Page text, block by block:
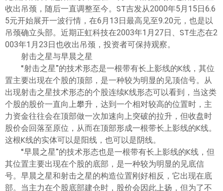
收出吊颈，随后一直调整至今。ST吉发从2000年5月15日6.6
5元开始展开一波行情，在6月13日最高见至9.20元，也是以
吊颈确立头部。近期正虹科技在2003年1月27日、ST生态在2
003年1月23日也收出吊颈，投资者可保持观察。
射击之星与早晨之星
“射击之星”的技术形态是一根带有长上影线的K线，其位
置主要出现在个股的顶部，是一种较为明显的见顶信号。从
出现射击之星技术形态的个股连续K线形态可以看到，当这类
个股的股价一直向上攀升，达到一个相对较高的位置时，主
力资金往往会在顶部做一次加速向上突破的拉升，但收盘时
股价会回落至原位，从而在顶部形成一根带长上影线的K线。
这根K线的实体可以是阳线，也可以是阴线。
“早晨之星”的技术形态也是一根带有长上影线的K线，但
其位置主要出现在个股的底部，是一种较为明显的见底信
号。早晨之星和射击之星的构造位置刚好相反，它出现在底
部。当主力在个股底部建仓时，股价会因此上扬，但为了不